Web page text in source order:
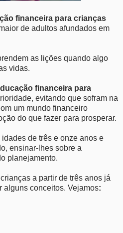
financeira para crianças
de adultos afundados em
as lições quando algo
vidas.
financeira para
evitando que sofram na
um mundo financeiro
do que fazer para prosperar.
de três e onze anos e
ensinar-lhes sobre a
planejamento.
a partir de três anos já
alguns conceitos. Vejamos: